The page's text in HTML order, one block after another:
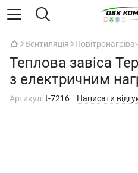
Вентиляція
Теплова завіса
з електричним
Артикул:t-7216 Написати